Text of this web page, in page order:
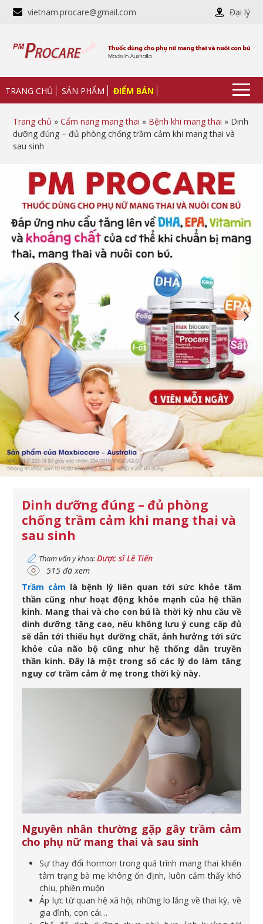
vietnam.procare@gmail.com Đại lý
TRANG CHỦ SẢN PHẨM ĐIỂM BÁN
Trang chủ »Cẩm nang mang thai » Bệnh khi mang thai » Dinh
dưỡng đúng – đủ phòng chống trầm cảm khi mang thai và
sau sinh
Dinh dưỡng đúng – đủ phòng
chống trầm cảm khi mang thai và
sau sinh
Tham vấn y khoa:Dược sĩ Lê Tiến
515 đã xem
Trầm cảm là bệnh lý liên quan tới sức khỏe tâm
thần cũng như hoạt động khỏe mạnh của hệ thần
kinh. Mang thai và cho con bú là thời kỳ nhu cầu về
dinh dưỡng tăng cao, nếu không lưu ý cung cấp đủ
sẽ dẫn tới thiếu hụt dưỡng chất, ảnh hưởng tới sức
khỏe của não bộ cũng như hệ thống dẫn truyền
thần kinh. Đây là một trong số các lý do làm tăng
nguy cơ trầm cảm ở mẹ trong thời kỳ này.
Nguyên nhân thường gặp gây trầm cảm
cho phụ nữ mang thai và sau sinh
Sự thay đổi hormon trong quá trình mang thai khiến
tâm trạng bà mẹ không ổn định, luôn cảm thấy khó
chịu, phiền muộn
Áp lực từ quan hệ xã hội; những lo lắng về thai kỳ, về
gia đình, con cái…